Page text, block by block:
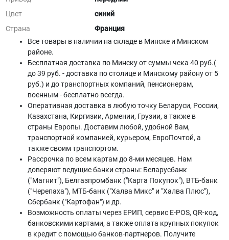
Цвет
синий
Страна
Франция
Все товары в наличии на складе в Минскe и Минском
районе.
Бесплатная доставка по Минску от суммы чека 40 руб.(
до 39 руб. - доставка по столице и Минскому району от 5
руб.) и до транспортных компаний, пенсионерам,
военным - бесплатно всегда.
Оперативная доставка в любую точку Беларуси, России,
Казахстана, Киргизии, Армении, Грузии, а также в
страны Европы. Доставим любой, удобной Вам,
транспортной компанией, курьером, ЕвроПочтой, а
также своим транспортом.
Рассрочка по всем картам до 8-ми месяцев. Нам
доверяют ведущие банки страны: Беларусбанк
("Магнит"), Белгазпромбанк ("Карта Покупок"), ВТБ-банк
("Черепаха"), МТБ-банк ("Халва Микс" и "Халва Плюс"),
Сбербанк ("Картофан") и др.
Возможность оплаты через ЕРИП, сервис E-POS, QR-код,
банковскими картами, а также оплата крупных покупок
в кредит с помощью банков-партнеров. Получите